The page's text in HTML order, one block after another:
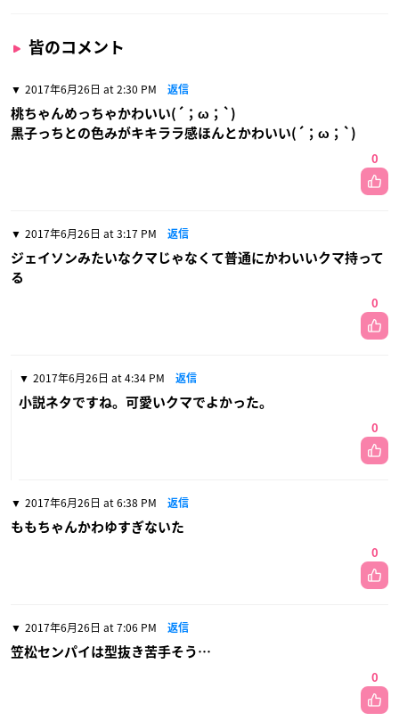
皆のコメント
2017年6月26日 at 2:30 PM 返信
桃ちゃんめっちゃかわいい(´；ω；`)
黒子っちとの色みがキキララ感ほんとかわいい(´；ω；`)
0
2017年6月26日 at 3:17 PM 返信
ジェイソンみたいなクマじゃなくて普通にかわいいクマ持って
る
0
2017年6月26日 at 4:34 PM 返信
小説ネタですね。可愛いクマでよかった。
0
2017年6月26日 at 6:38 PM 返信
ももちゃんかわゆすぎないた
0
2017年6月26日 at 7:06 PM 返信
笠松センパイは型抜き苦手そう…
0